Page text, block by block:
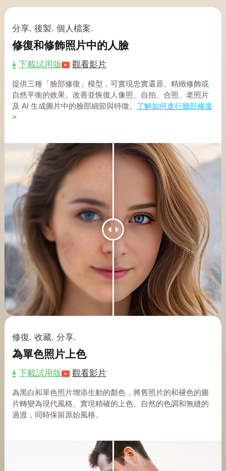
分享. 後製. 個人檔案.
修復和修飾照片中的人臉
下載試用版 觀看影片
提供三種「臉部修復」模型，可實現忠實還原、精緻修飾或
自然平衡的效果。改善並恢復人像照、自拍、合照、老照片
及 AI 生成圖片中的臉部細節與特徵。 了解如何進行臉部修復
>
修復. 收藏. 分享.
為單色照片上色
下載試用版 觀看影片
為黑白和單色照片增添生動的顏色，將舊照片的和褪色的圖
片轉變為現代風格。實現精確的上色、自然的色調和無縫的
過渡，同時保留原始風格。